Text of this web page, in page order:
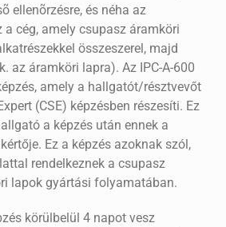
ellenõrzésre, és néha az
a cég, amely csupasz áramköri
összeszerel, majd
az áramköri lapra). Az IPC-A-600
amely a hallgatót/résztvevőt
(CSE) képzésben részesíti. Ez
a képzés után ennek a
Ez a képzés azoknak szól,
rendelkeznek a csupasz
lapok gyártási folyamatában.
körülbelül 4 napot vesz